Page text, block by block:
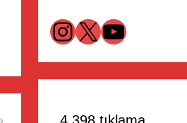
Instagram
X YouTube
4.398 tıklama